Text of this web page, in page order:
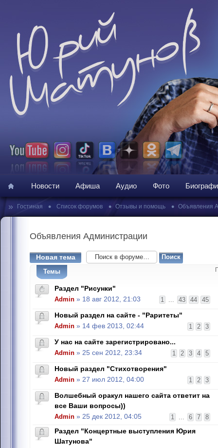
Новости Афиша Аудио Фото
» Гостиная • Список форумов • Отзывы и помощь • Объявления
Объявления Администрации
Новая тема
Темы
Раздел "Рисунки"
1 ... 43 44 45
Admin » 18 авг 2012, 21:03
Новый раздел на сайте - "Раритеты"
1 2 3
Admin » 14 фев 2013, 02:44
У нас на сайте зарегистрировано...
1 2 3 4 5
Admin » 25 сен 2012, 23:34
Новый раздел "Стихотворения"
1 2 3
Admin » 27 июл 2012, 04:00
Волшебный оракул нашего сайта ответит на
все Ваши вопросы))
1 ... 6 7 8
Admin » 25 дек 2012, 04:05
Раздел "Концертные выступления Юрия
Шатунова"